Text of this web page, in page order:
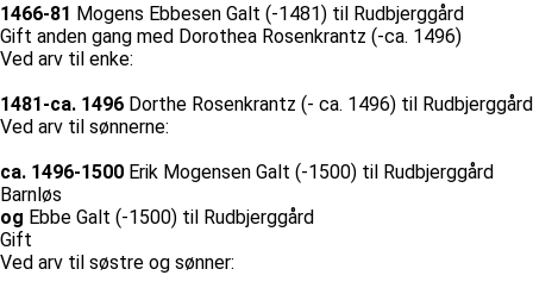
1466-81 Mogens Ebbesen Galt (-1481) til Rudbjerggård
Gift anden gang med Dorothea Rosenkrantz (-ca. 1496)
Ved arv til enke:
1481-ca. 1496 Dorthe Rosenkrantz (- ca. 1496) til Rudbjerggård
Ved arv til sønnerne:
ca. 1496-1500 Erik Mogensen Galt (-1500) til Rudbjerggård
Barnløs
og Ebbe Galt (-1500) til Rudbjerggård
Gift
Ved arv til søstre og sønner: